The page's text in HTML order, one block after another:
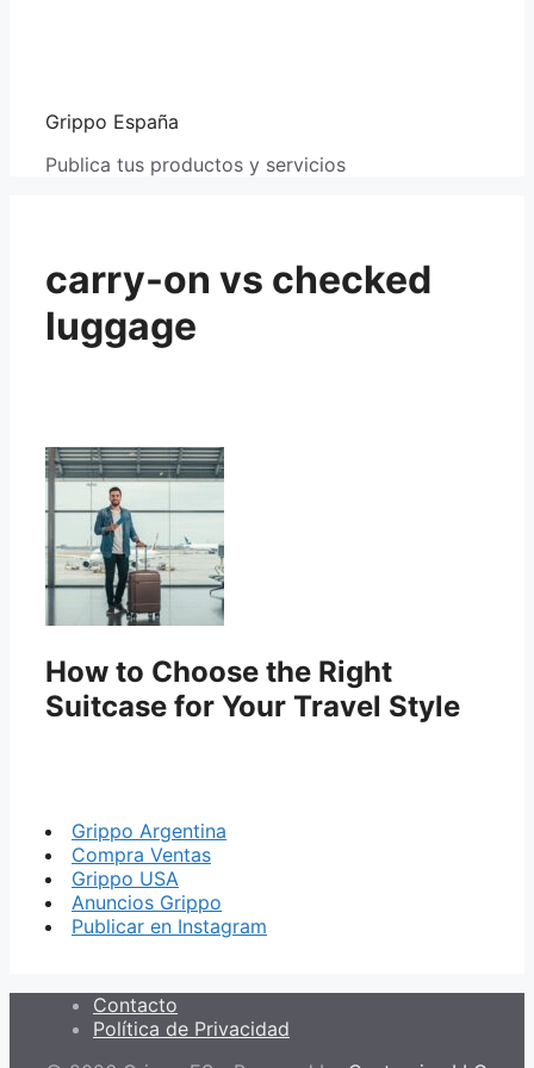
Grippo España
Publica tus productos y servicios
carry-on vs checked
luggage
How to Choose the Right
Suitcase for Your Travel Style
Grippo Argentina
Compra Ventas
Grippo USA
Anuncios Grippo
Publicar en Instagram
Contacto
Política de Privacidad